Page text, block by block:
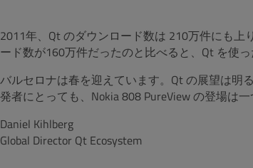
2011年、Qt のダウンロード数は 210万件にも
ード数が160万件だったのと比べると、Qt を使
バルセロナは春を迎えています。Qt の展望は明
発者にとっても、Nokia 808 PureView の登場は
Daniel Kihlberg
Global Director Qt Ecosystem